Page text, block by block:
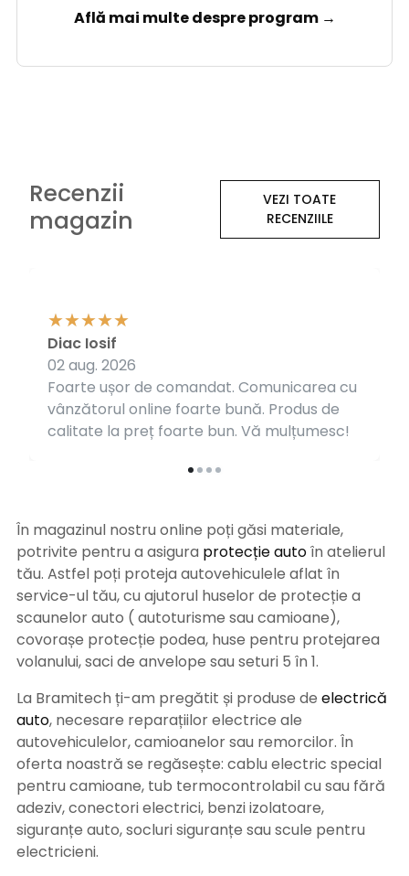
Află mai multe despre program →
Recenzii
magazin
VEZI TOATE
RECENZIILE
Foarte ușor de comandat. Comunicarea cu
vânzătorul online foarte bună. Produs de
calitate la preț foarte bun. Vă mulțumesc!
Diac Iosif
02 aug. 2026
În magazinul nostru online poți găsi materiale,
potrivite pentru a asigura protecție autoîn atelierul
tău. Astfel poți proteja autovehiculele aflat în
service-ul tău, cu ajutorul huselor de protecție a
scaunelor auto ( autoturisme sau camioane),
covorașe protecție podea, huse pentru protejarea
volanului, saci de anvelope sau seturi 5 în 1.
La Bramitech ți-am pregătit și produse de electrică
auto, necesare reparațiilor electrice ale
autovehiculelor, camioanelor sau remorcilor. În
oferta noastră se regăsește: cablu electric special
pentru camioane, tub termocontrolabil cu sau fără
adeziv, conectori electrici, benzi izolatoare,
siguranțe auto, socluri siguranțe sau scule pentru
electricieni.